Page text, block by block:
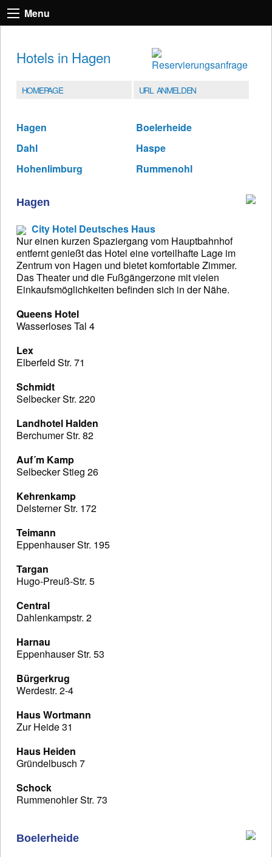
Menu
Hotels in Hagen
HOMEPAGE URL ANMELDEN
Hagen
Boelerheide
Dahl
Haspe
Hohenlimburg
Rummenohl
Hagen
City Hotel Deutsches Haus
Nur einen kurzen Spaziergang vom Hauptbahnhof
entfernt genießt das Hotel eine vorteilhafte Lage im
Zentrum von Hagen und bietet komfortable Zimmer.
Das Theater und die Fußgängerzone mit vielen
Einkaufsmöglichkeiten befinden sich in der Nähe.
Queens Hotel
Wasserloses Tal 4
Lex
Elberfeld Str. 71
Schmidt
Selbecker Str. 220
Landhotel Halden
Berchumer Str. 82
Auf´m Kamp
Selbecker Stieg 26
Kehrenkamp
Delsterner Str. 172
Teimann
Eppenhauser Str. 195
Targan
Hugo-Preuß-Str. 5
Central
Dahlenkampstr. 2
Harnau
Eppenhauser Str. 53
Bürgerkrug
Werdestr. 2-4
Haus Wortmann
Zur Heide 31
Haus Heiden
Gründelbusch 7
Schock
Rummenohler Str. 73
Boelerheide